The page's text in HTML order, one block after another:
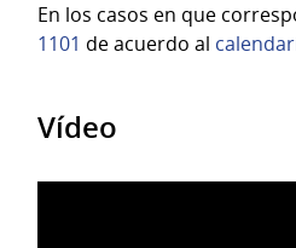
En los casos en que
1101 de acuerdo al
Vídeo